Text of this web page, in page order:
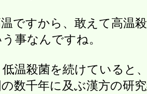
ですから、敢えて高温
事なんですね。
温殺菌を続けていると
数千年に及ぶ漢方の研